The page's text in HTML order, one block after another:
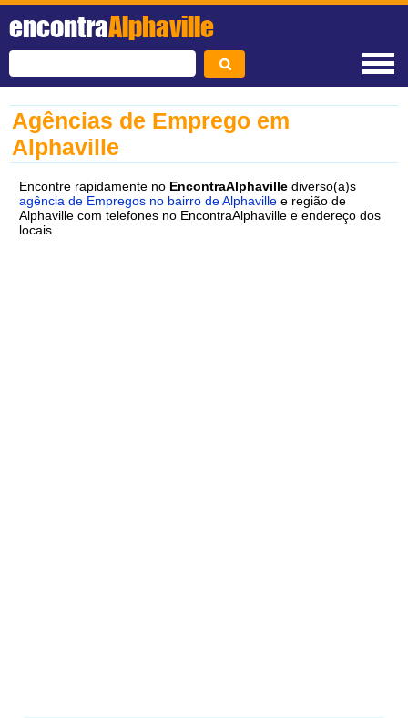
encontraAlphaville
Agências de Emprego em
Alphaville
Encontre rapidamente no EncontraAlphaville diverso(a)s
agência de Empregos no bairro de Alphaville e região de
Alphaville com telefones no EncontraAlphaville e endereço dos
locais.